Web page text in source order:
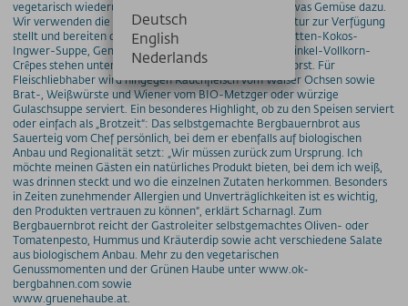
vegetarisch wiederum bedeutet nicht nur Salat und etwas Gemüse dazu.
Wir verwenden die gesamte Bandbreite, die uns die Natur zur Verfügung
stellt und bereiten daraus genussvolle Speisen zu.“ Karotten-Kokos-
Ingwer-Suppe, Gemüse-Risotto mit Urkorn oder Bio-Dinkel-Vollkorn-
Crêpes stehen unter anderem auf dem Menü im Adlerhorst. Für
Fleischliebhaber wird hingegen Rauchfleisch vom Walser Ochsen sowie
Brat-, Weißwürste und Wiener vom BIO-Metzger oder würzige
Gulaschsuppe serviert. Ein besonderes Highlight, ob zu den Speisen serviert
oder einfach als „Brotzeit“: Das selbstgemachte Bergbauernbrot aus
Sauerteig vom Chef persönlich, bei dem er ebenfalls auf biologischen
Anbau und Regionalität setzt: „Wir müssen zurück zum Ursprung. Ich
möchte meinen Gästen ein natürliches Produkt bieten, bei dem ich weiß,
was drinnen steckt und wo die einzelnen Zutaten herkommen. Besonders
in Zeiten zunehmender Allergien und Unverträglichkeiten ist es wichtig,
den Produkten vertrauen zu können“, erklärt Scharnagl. Zum
Bergbauernbrot reicht der Gastroleiter selbstgemachtes Oliven- oder
Tomatenpesto, Hummus und Kräuterdip sowie acht verschiedene Salate
aus biologischem Anbau. Mehr zu den vegetarischen
Genussmomenten und der Grünen Haube unter www.ok-
bergbahnen.com sowie
www.gruenehaube.at.
Deutsch
English
Nederlands